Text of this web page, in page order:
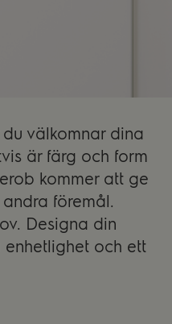
välkomnar dina
är färg och form
kommer att ge
föremål.
Designa din
och ett